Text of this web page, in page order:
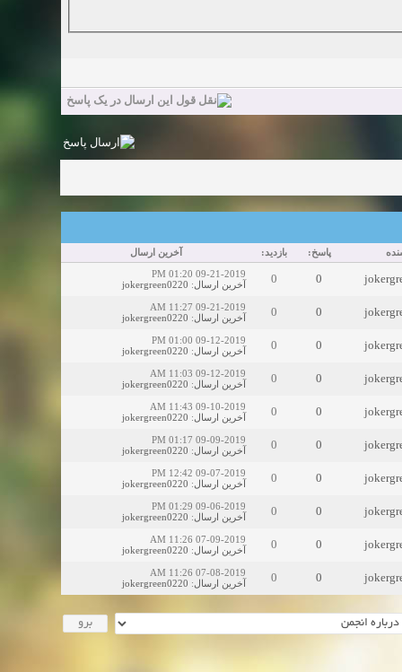
پاسخ: بازدید: آخرین ارسال
0
0
09-21-2019 01:20 PM
آخرین ارسال:
jokergreen0220
0
0
09-21-2019 11:27 AM
آخرین ارسال:
jokergreen0220
0
0
09-12-2019 01:00 PM
آخرین ارسال:
jokergreen0220
0
0
09-12-2019 11:03 AM
آخرین ارسال:
jokergreen0220
0
0
09-10-2019 11:43 AM
آخرین ارسال:
jokergreen0220
0
0
09-09-2019 01:17 PM
آخرین ارسال:
jokergreen0220
0
0
09-07-2019 12:42 PM
آخرین ارسال:
jokergreen0220
0
0
09-06-2019 01:29 PM
آخرین ارسال:
jokergreen0220
0
0
07-09-2019 11:26 AM
آخرین ارسال:
jokergreen0220
0
0
07-08-2019 11:26 AM
آخرین ارسال:
jokergreen0220